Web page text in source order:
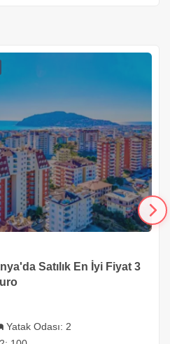
Satılık En İyi Fiyat 3
Yatak Odası: 2